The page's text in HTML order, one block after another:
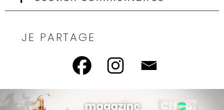
JE PARTAGE